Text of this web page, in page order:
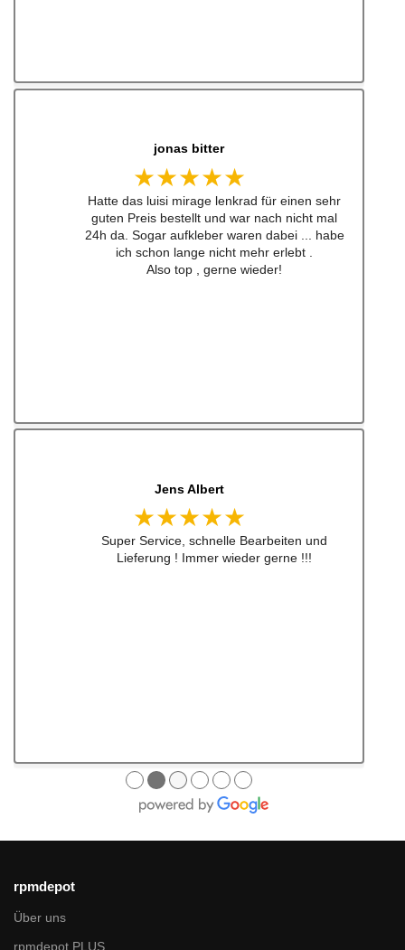
jonas bitter
★★★★★
Hatte das luisi mirage lenkrad für einen sehr
guten Preis bestellt und war nach nicht mal
24h da. Sogar aufkleber waren dabei ... habe
ich schon lange nicht mehr erlebt .
Also top , gerne wieder!
Jens Albert
★★★★★
Super Service, schnelle Bearbeiten und
Lieferung ! Immer wieder gerne !!!
●●●●●●
rpmdepot
Über uns
rpmdepot PLUS